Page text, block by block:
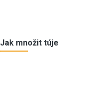
Jak množit túje